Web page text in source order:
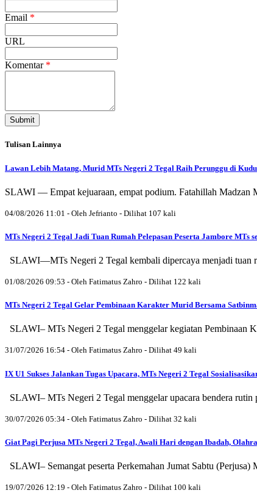
Email *
URL
Komentar *
Submit
Tulisan Lainnya
Lawan Lebih Matang, Murid MTs Negeri 2 Tegal Raih Perunggu di
SLAWI — Empat kejuaraan, empat podium. Fatahillah Madzan
04/08/2026 11:01 - Oleh Jefrianto - Dilihat 107 kali
MTs Negeri 2 Tegal Jadi Tuan Rumah Pelepasan Peserta Jambore MTs
SLAWI—MTs Negeri 2 Tegal kembali dipercaya menjadi tuan
01/08/2026 09:53 - Oleh Fatimatus Zahro - Dilihat 122 kali
MTs Negeri 2 Tegal Gelar Pembinaan Karakter Murid Bersama
SLAWI– MTs Negeri 2 Tegal menggelar kegiatan Pembinaan
31/07/2026 16:54 - Oleh Fatimatus Zahro - Dilihat 49 kali
IX U1 Sukses Jalankan Tugas Upacara, MTs Negeri 2 Tegal
SLAWI– MTs Negeri 2 Tegal menggelar upacara bendera
30/07/2026 05:34 - Oleh Fatimatus Zahro - Dilihat 32 kali
Giat Pagi Perjusa MTs Negeri 2 Tegal, Awali Hari dengan Ibadah,
SLAWI– Semangat peserta Perkemahan Jumat Sabtu
19/07/2026 12:19 - Oleh Fatimatus Zahro - Dilihat 100 kali